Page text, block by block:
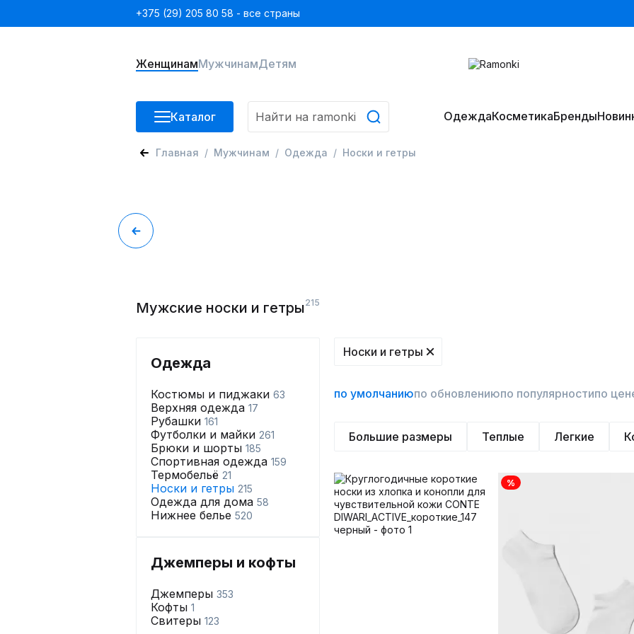
+375 (29) 205 80 58 - все страны
ЖенщинамМужчинамДетям
Каталог ОдеждаКосметикаБренды
Главная Мужчинам Одежда Носки и гетры
Мужские носки и гетры215
Одежда
Костюмы и пиджаки 63
Верхняя одежда 17
Рубашки 161
Футболки и майки 261
Брюки и шорты 185
Спортивная одежда 159
Термобельё 21
Носки и гетры 215
Одежда для дома 58
Нижнее белье 520
Джемперы и кофты
Джемперы 353
Кофты 1
Свитеры 123
Носки и гетры
по умолчаниюпо обновлениюпо популярностипо
Большие размеры Теплые Легкие
%